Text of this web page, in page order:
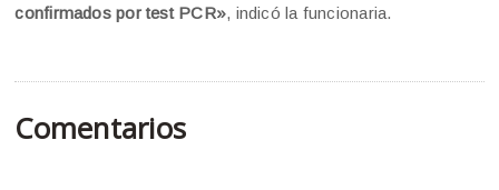
confirmados por test PCR», indicó la funcionaria.
Comentarios